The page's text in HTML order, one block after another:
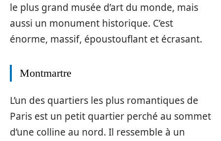
le plus grand musée d’art du monde, mais
aussi un monument historique. C’est
énorme, massif, époustouflant et écrasant.
Montmartre
L’un des quartiers les plus romantiques de
Paris est un petit quartier perché au sommet
d’une colline au nord. Il ressemble à un